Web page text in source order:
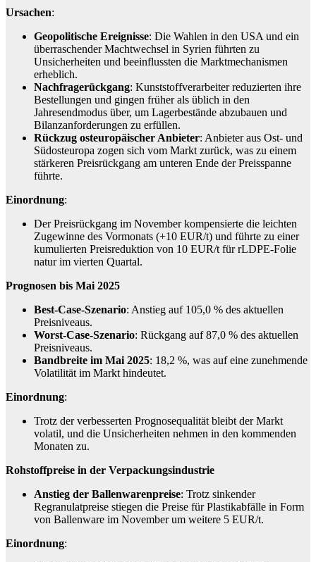
Ursachen:
Geopolitische Ereignisse: Die Wahlen in den USA und ein
überraschender Machtwechsel in Syrien führten zu
Unsicherheiten und beeinflussten die Marktmechanismen
erheblich.
Nachfragerückgang: Kunststoffverarbeiter reduzierten ihre
Bestellungen und gingen früher als üblich in den
Jahresendmodus über, um Lagerbestände abzubauen und
Bilanzanforderungen zu erfüllen.
Rückzug osteuropäischer Anbieter: Anbieter aus Ost- und
Südosteuropa zogen sich vom Markt zurück, was zu einem
stärkeren Preisrückgang am unteren Ende der Preisspanne
führte.
Einordnung:
Der Preisrückgang im November kompensierte die leichten
Zugewinne des Vormonats (+10 EUR/t) und führte zu einer
kumulierten Preisreduktion von 10 EUR/t für rLDPE-Folie
natur im vierten Quartal.
Prognosen bis Mai 2025
Best-Case-Szenario: Anstieg auf 105,0 % des aktuellen
Preisniveaus.
Worst-Case-Szenario: Rückgang auf 87,0 % des aktuellen
Preisniveaus.
Bandbreite im Mai 2025: 18,2 %, was auf eine zunehmende
Volatilität im Markt hindeutet.
Einordnung:
Trotz der verbesserten Prognosequalität bleibt der Markt
volatil, und die Unsicherheiten nehmen in den kommenden
Monaten zu.
Rohstoffpreise in der Verpackungsindustrie
Anstieg der Ballenwarenpreise: Trotz sinkender
Regranulatpreise stiegen die Preise für Plastikabfälle in Form
von Ballenware im November um weitere 5 EUR/t.
Einordnung: